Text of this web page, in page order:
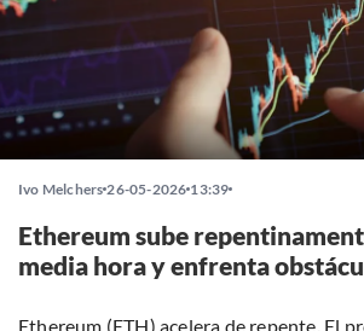
Ivo Melchers 26-05-2026 13:39
Ethereum sube
media hora y enfrenta
Ethereum (ETH) acelera de repente. El